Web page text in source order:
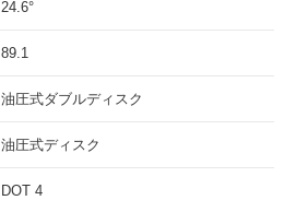
24.6°
89.1
油圧式ダブルディスク
油圧式ディスク
DOT 4